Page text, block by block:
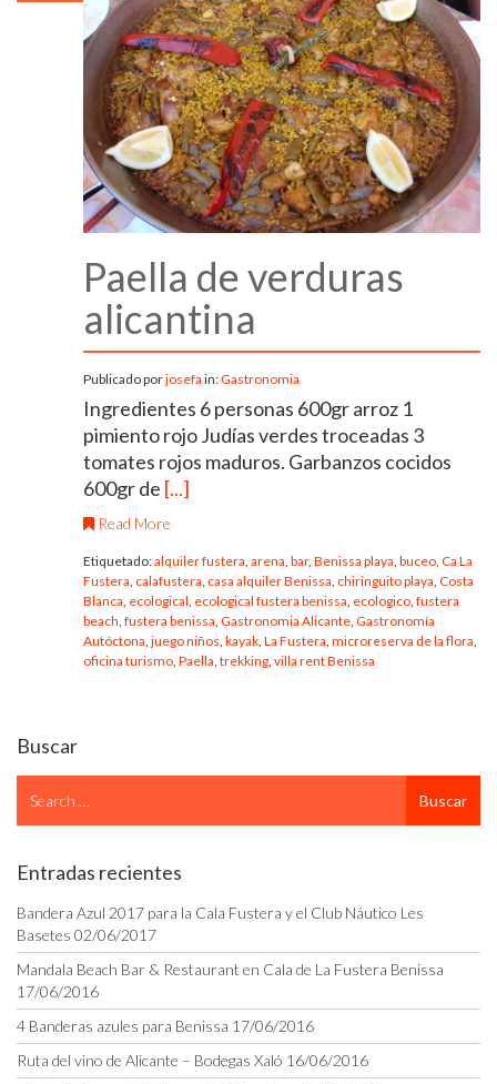
Paella de verduras
alicantina
Publicado porjosefa in:Gastronomia
Ingredientes 6 personas 600gr arroz 1
pimiento rojo Judías verdes troceadas 3
tomates rojos maduros. Garbanzos cocidos
600gr de [...]
Read More
Etiquetado:alquiler fustera, arena, bar, Benissa playa, buceo, Ca La
Fustera, calafustera, casa alquiler Benissa, chiringuito playa, Costa
Blanca, ecological, ecological fustera benissa, ecologico, fustera
beach, fustera benissa, Gastronomia Alicante, Gastronomía
Autóctona, juego niños, kayak, La Fustera, microreserva de la flora,
oficina turismo, Paella, trekking, villa rent Benissa
Buscar
for
Buscar
Entradas recientes
Bandera Azul 2017 para la Cala Fustera y el Club Náutico Les
Basetes 02/06/2017
Mandala Beach Bar & Restaurant en Cala de La Fustera Benissa
17/06/2016
4 Banderas azules para Benissa 17/06/2016
Ruta del vino de Alicante – Bodegas Xaló 16/06/2016